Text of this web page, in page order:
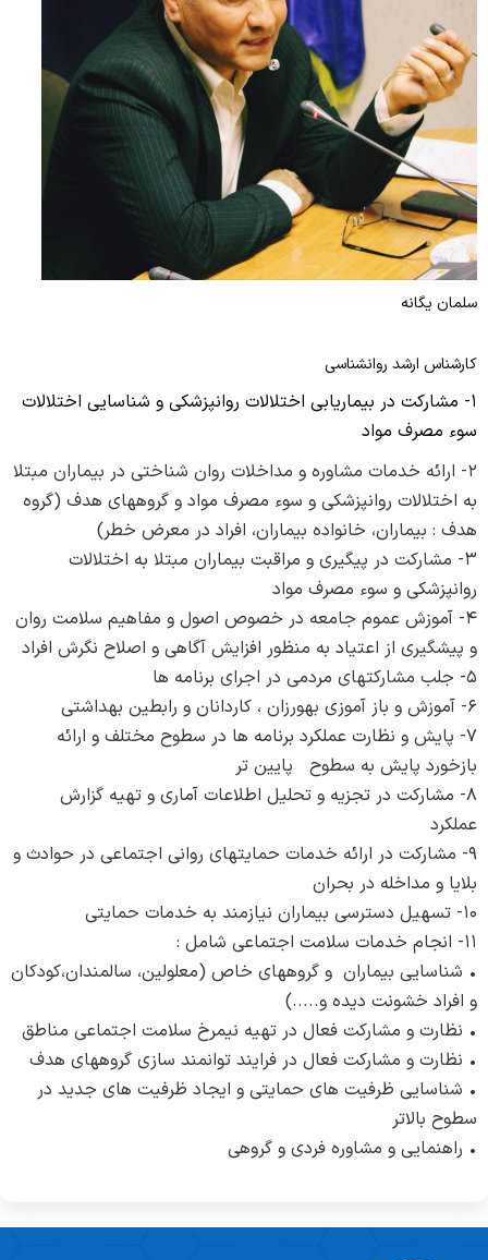
واحد سوء مصرف مواد
واحد بیماران خاص
پزشک خانواده و نظام ارجاع
اورژانس بیمارستانی
آمار و فناوری اطلاعات سلامت
مدیر طب سنتی و مکمل ها
واحد اعتبار بخشی مراکز درمانی
واحد امور دندانپزشکان
واحد رسیدگی به شکایات
واحد گردشگری سلامت
امور فرهنگی
سیدالشهدا(ع)
رازی
زنان کوثر
سلمان یگانه
کارشناس ارشد روانشناسی
۱- مشارکت در بیماریابی اختلالات روانپزشکی و شناسایی اختلالات
سوء مصرف مواد
۲- ارائه خدمات مشاوره و مداخلات روان شناختی در بیماران مبتلا
به اختلالات روانپزشکی و سوء مصرف مواد و گروههای هدف (گروه
هدف : بیماران، خانواده بیماران، افراد در معرض خطر)
۳- مشارکت در پیگیری و مراقبت بیماران مبتلا به اختلالات
روانپزشکی و سوء مصرف مواد
۴- آموزش عموم جامعه در خصوص اصول و مفاهیم سلامت روان
و پیشگیری از اعتیاد به منظور افزایش آگاهی و اصلاح نگرش افراد
۵- جلب مشارکتهای مردمی در اجرای برنامه ها
۶- آموزش و باز آموزی بهورزان ، کاردانان و رابطین بهداشتی
۷- پایش و نظارت عملکرد برنامه ها در سطوح مختلف و ارائه
بازخورد پایش به سطوح پایین تر
۸- مشارکت در تجزیه و تحلیل اطلاعات آماری و تهیه گزارش
عملکرد
۹- مشارکت در ارائه خدمات حمایتهای روانی اجتماعی در حوادث و
بلایا و مداخله در بحران
۱۰- تسهیل دسترسی بیماران نیازمند به خدمات حمایتی
۱۱- انجام خدمات سلامت اجتماعی شامل :
• شناسایی بیماران و گروههای خاص (معلولین، سالمندان،کودکان
و افراد خشونت دیده و.....)
• نظارت و مشارکت فعال در تهیه نیمرخ سلامت اجتماعی مناطق
• نظارت و مشارکت فعال در فرایند توانمند سازی گروههای هدف
• شناسایی ظرفیت های حمایتی و ایجاد ظرفیت های جدید در
سطوح بالاتر
• راهنمایی و مشاوره فردی و گروهی